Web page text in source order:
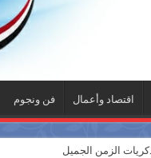
اقتصاد وأعمال فن ونجوم
الزمن الجميل